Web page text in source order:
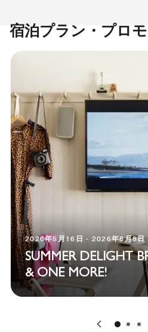
宿泊プラン・プロ
2026年5月16日 - 2026年8月8日
SUMMER DELIGHT
& ONE MORE!
0 1 2